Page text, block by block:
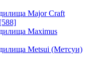
Major Craft
[588]
Maximus
Metsui (Метсуи)